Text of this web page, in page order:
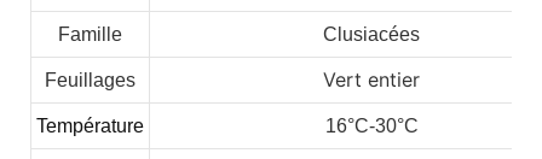
Famille Clusiacées
Feuillages Vert entier
Température 16°C-30°C